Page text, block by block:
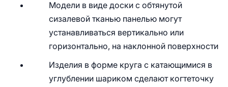
Модели в виде доски с обтянутой
сизалевой тканью панелью могут
устанавливаться вертикально или
горизонтально, на наклонной поверхности
Изделия в форме круга с катающимися в
углублении шариком сделают когтеточку